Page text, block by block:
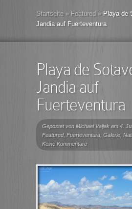
Startseite » Featured » Playa de
Jandia auf Fuerteventura
Playa de
Jandia auf
Fuerteventura
Gepostet von Michael Valjak am 4.
Featured, Fuerteventura Galerie
Keine Kommentare